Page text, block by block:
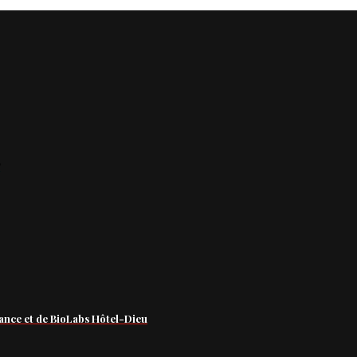
et de BioLabs Hôtel-Dieu